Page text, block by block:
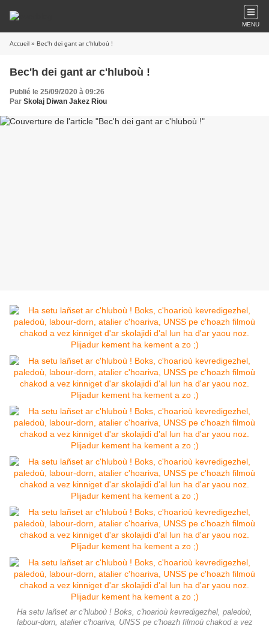
MENU
Accueil » Bec'h dei gant ar c'hluboù !
Bec'h dei gant ar c'hluboù !
Publié le 25/09/2020 à 09:26
Par Skolaj Diwan Jakez Riou
Ha setu lañset ar c'hluboù ! Boks, c'hoarioù kevredigezhel, paledoù,
labour-dorn, atalier c'hoariva, UNSS pe c'hoazh filmoù chakod a vez